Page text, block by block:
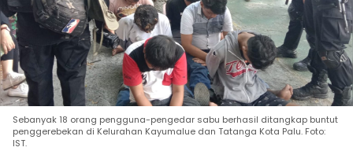
Sebanyak 18 orang pengguna-pengedar sabu berhasil ditangkap buntut
penggerebekan di Kelurahan Kayumalue dan Tatanga Kota Palu. Foto:
IST.